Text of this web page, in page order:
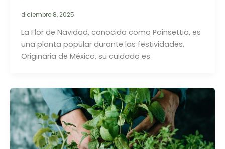
diciembre 8, 2025
La Flor de Navidad, conocida como Poinsettia, es
una planta popular durante las festividades.
Originaria de México, su cuidado es